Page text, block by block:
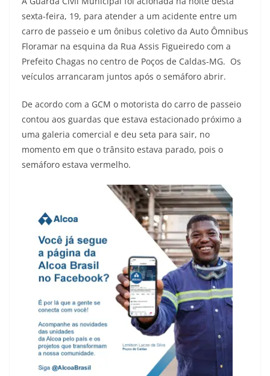
sexta-feira, 19, para atender a um acidente entre um
carro de passeio e um ônibus coletivo da Auto Ômnibus
Floramar na esquina da Rua Assis Figueiredo com a
Prefeito Chagas no centro de Poços de Caldas-MG. Os
veículos arrancaram juntos após o semáforo abrir.
De acordo com a GCM o motorista do carro de passeio
contou aos guardas que estava estacionado próximo a
uma galeria comercial e deu seta para sair, no
momento em que o trânsito estava parado, pois o
semáforo estava vermelho.